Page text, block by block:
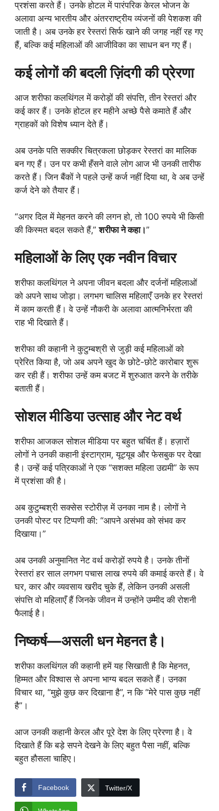
प्रशंसा करते हैं। उनके होटल में पारंपरिक केरल भोजन के
अलावा अन्य भारतीय और अंतरराष्ट्रीय व्यंजनों की पेशकश की
जाती है। अब उनके हर रेस्तरां सिर्फ खाने की जगह नहीं रह गए
हैं, बल्कि कई महिलाओं की आजीविका का साधन बन गए हैं।
कई लोगों की बदली ज़िंदगी की प्रेरणा
आज शरीफा कलथिंगल में करोड़ों की संपत्ति, तीन रेस्तरां और
कई कार हैं। उनके होटल हर महीने अच्छे पैसे कमाते हैं और
ग्राहकों को विशेष ध्यान देते हैं।
अब उनके पति सक्कीर चित्रकला छोड़कर रेस्तरां का मालिक
बन गए हैं। उन पर कभी हँसने वाले लोग आज भी उनकी तारीफ
करते हैं। जिन बैंकों ने पहले उन्हें कर्ज नहीं दिया था, वे अब उन्हें
कर्ज देने को तैयार हैं।
“अगर दिल में मेहनत करने की लगन हो, तो 100 रुपये भी किसी
की किस्मत बदल सकते हैं,”शरीफा ने कहा।”
महिलाओं के लिए एक नवीन विचार
शरीफा कलथिंगल ने अपना जीवन बदला और दर्जनों महिलाओं
को अपने साथ जोड़ा। लगभग चालिस महिलाएँ उनके हर रेस्तरां
में काम करती हैं। वे उन्हें नौकरी के अलावा आत्मनिर्भरता की
राह भी दिखाते हैं।
शरीफा की कहानी ने कुटुम्बश्री से जुड़ी कई महिलाओं को
प्रेरित किया है, जो अब अपने खुद के छोटे-छोटे कारोबार शुरू
कर रही हैं। शरीफा उन्हें कम बजट में शुरुआत करने के तरीके
बताती हैं।
सोशल मीडिया उत्साह और नेट वर्थ
शरीफा आजकल सोशल मीडिया पर बहुत चर्चित हैं। हज़ारों
लोगों ने उनकी कहानी इंस्टाग्राम, यूट्यूब और फेसबुक पर देखा
है। उन्हें कई पत्रिकाओं ने एक “सशक्त महिला उद्यमी” के रूप
में प्रशंसा की है।
अब कुटुम्बश्री सक्सेस स्टोरीज़ में उनका नाम है। लोगों ने
उनकी पोस्ट पर टिप्पणी की: “आपने असंभव को संभव कर
दिखाया।”
अब उनकी अनुमानित नेट वर्थ करोड़ों रुपये है। उनके तीनों
रेस्तरां हर साल लगभग पचास लाख रुपये की कमाई करते हैं। वे
घर, कार और व्यवसाय खरीद चुके हैं, लेकिन उनकी असली
संपत्ति वो महिलाएँ हैं जिनके जीवन में उन्होंने उम्मीद की रोशनी
फैलाई है।
निष्कर्ष—असली धन मेहनत है।
शरीफा कलथिंगल की कहानी हमें यह सिखाती है कि मेहनत,
हिम्मत और विश्वास से अपना भाग्य बदल सकते हैं। उनका
विचार था, “मुझे कुछ कर दिखाना है”, न कि “मेरे पास कुछ नहीं
है”।
आज उनकी कहानी केरल और पूरे देश के लिए प्रेरणा है। वे
दिखाते हैं कि बड़े सपने देखने के लिए बहुत पैसा नहीं, बल्कि
बहुत हौसला चाहिए।
Facebook Twitter/X